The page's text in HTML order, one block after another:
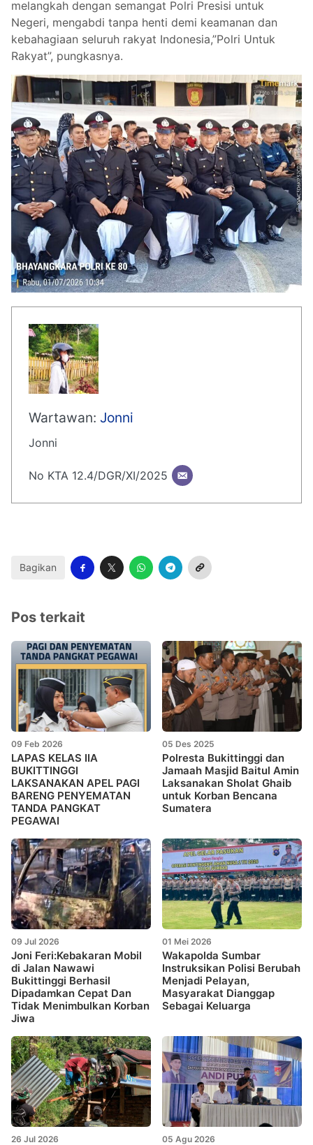
melangkah dengan semangat Polri Presisi untuk
Negeri, mengabdi tanpa henti demi keamanan dan
kebahagiaan seluruh rakyat Indonesia,”Polri Untuk
Rakyat”, pungkasnya.
Wartawan: Jonni
Jonni
No KTA 12.4/DGR/XI/2025
Bagikan
Pos terkait
09 Feb 2026
LAPAS KELAS IIA
BUKITTINGGI
LAKSANAKAN APEL PAGI
BARENG PENYEMATAN
TANDA PANGKAT
PEGAWAI
05 Des 2025
Polresta Bukittinggi dan
Jamaah Masjid Baitul Amin
Laksanakan Sholat Ghaib
untuk Korban Bencana
Sumatera
09 Jul 2026
Joni Feri:Kebakaran Mobil
di Jalan Nawawi
Bukittinggi Berhasil
Dipadamkan Cepat Dan
Tidak Menimbulkan Korban
Jiwa
01 Mei 2026
Wakapolda Sumbar
Instruksikan Polisi Berubah
Menjadi Pelayan,
Masyarakat Dianggap
Sebagai Keluarga
26 Jul 2026 05 Agu 2026